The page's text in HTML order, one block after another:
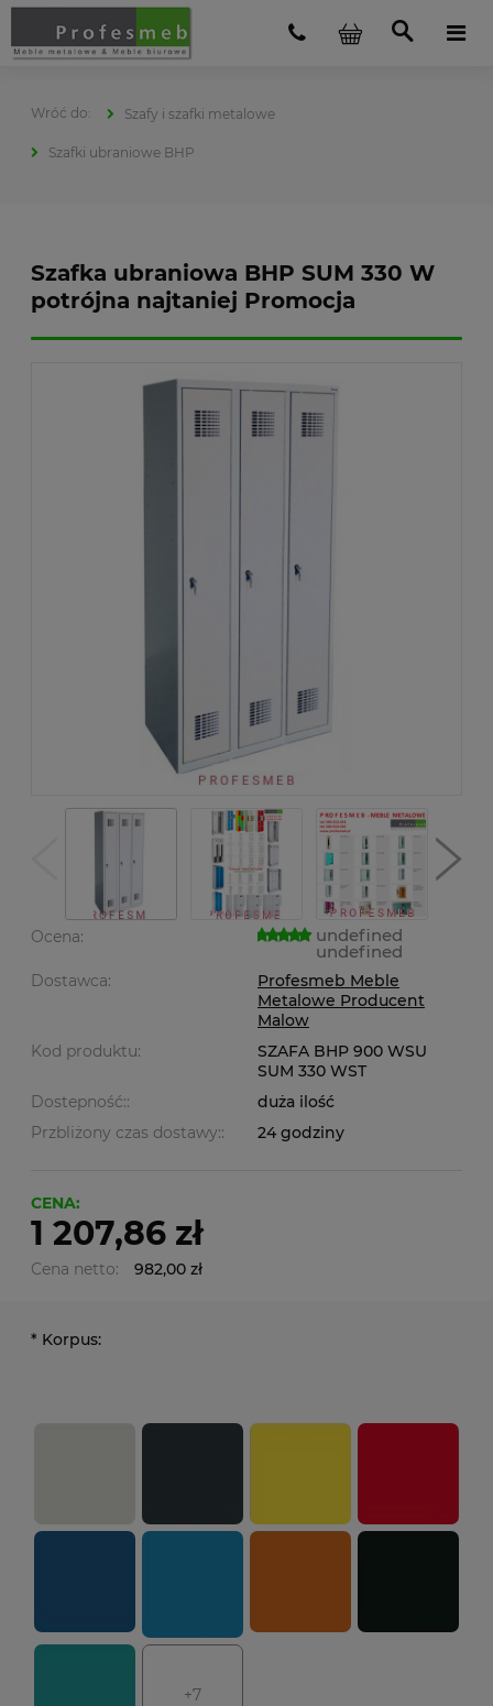
Szafy i szafki metalowe
Szafki ubraniowe BHP
Szafka ubraniowa BHP SUM 330 W
potrójna najtaniej Promocja
Ocena: undefined
undefined
Dostawca:
Profesmeb Meble
Metalowe Producent
Malow
Kod produktu:
SZAFA BHP 900 WSU
SUM 330 WST
Dostepność::
duża ilość
Przbliżony czas dostawy::
24 godziny
CENA:
1 207,86 zł
Cena netto: 982,00 zł
* Korpus:
+7